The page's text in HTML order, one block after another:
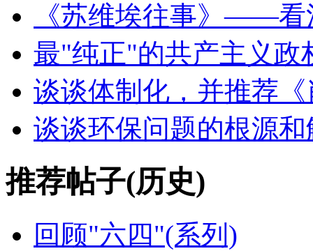
《苏维埃往事》——看
最"纯正"的共产主义
谈谈体制化，并推荐
谈谈环保问题的根源
推荐帖子(历史)
回顾"六四"(系列)